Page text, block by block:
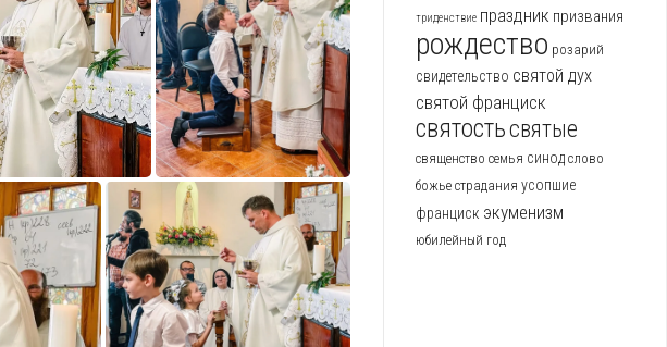
триденствие праздник призвания
рождество розарий
свидетельство святой дух
святой франциск
святостьсвятые
священство семья синод слово
божье страдания усопшие
франциск экуменизм
юбилейный год